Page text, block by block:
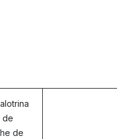
de
de